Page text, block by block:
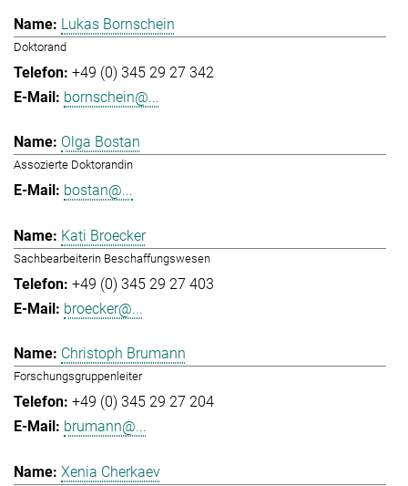
Lukas Bornschein
Doktorand
+49 (0) 345 29 27 342
bornschein@...
Olga Bostan
Assozierte Doktorandin
bostan@...
Kati Broecker
Sachbearbeiterin Beschaffungswesen
+49 (0) 345 29 27 403
broecker@...
Christoph Brumann
Forschungsgruppenleiter
+49 (0) 345 29 27 204
brumann@...
Xenia Cherkaev